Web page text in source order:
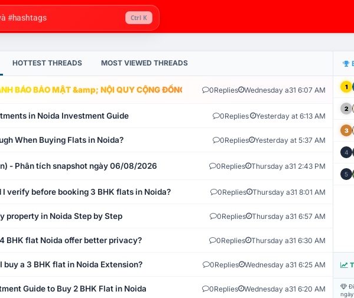
Ctrl K
HOTTEST THREADS MOST VIEWED THREADS
BÁO BẢO MẬT &amp; NỘI QUY CỘNG ĐỒNG VLIKE.VN: HỆ THỐNG GIÁM SÁT TỰ
0Replies Wednesday a31 6:07 AM
in Noida Investment Guide 0Replies Yesterday at 6:13 AM
When Buying Flats in Noida? 0Replies Yesterday at 5:37 AM
- Phân tích snapshot ngày 06/08/2026 0Replies Thursday a31 2:43 PM
I verify before booking 3 BHK flats in Noida? 0Replies Thursday a31 8:01 AM
property in Noida Step by Step 0Replies Thursday a31 6:57 AM
BHK flat Noida offer better privacy? 0Replies Thursday a31 6:30 AM
buy a 3 BHK flat in Noida Extension? 0Replies Wednesday a31 6:25 AM
Guide to Buy 2 BHK Flat in Noida 0Replies Wednesday a31 6:20 AM
1
2
3
4
5